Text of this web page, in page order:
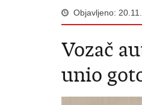
Objavljeno:
Vozač
unio